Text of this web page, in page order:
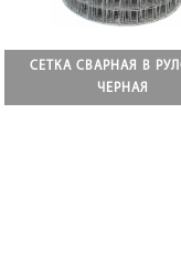
СЕТКА СВАРНАЯ В
ЧЕРНАЯ